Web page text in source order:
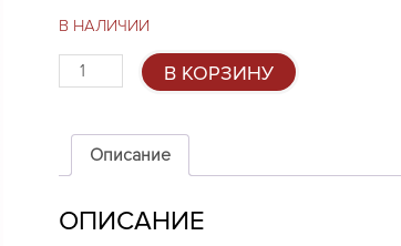
В НАЛИЧИИ
Количество
товара
для
убоя
курицы,
х
В КОРЗИНУ
Описание
ОПИСАНИЕ